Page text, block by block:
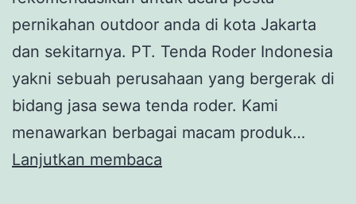
pernikahan outdoor anda di kota Jakarta
dan sekitarnya. PT. Tenda Roder Indonesia
yakni sebuah perusahaan yang bergerak di
bidang jasa sewa tenda roder. Kami
menawarkan berbagai macam produk…
Lanjutkan membaca